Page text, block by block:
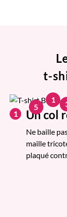
t-
1 Un col
Ne baille
maille
plaqué
1
5